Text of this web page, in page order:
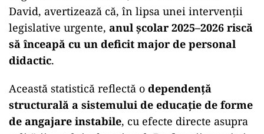
David, avertizează că, în lipsa unei intervenții
legislative urgente, anul școlar 2025–2026 riscă
să înceapă cu un deficit major de personal
didactic.
Această statistică reflectă o dependență
structurală a sistemului de educație de forme
de angajare instabile, cu efecte directe asupra